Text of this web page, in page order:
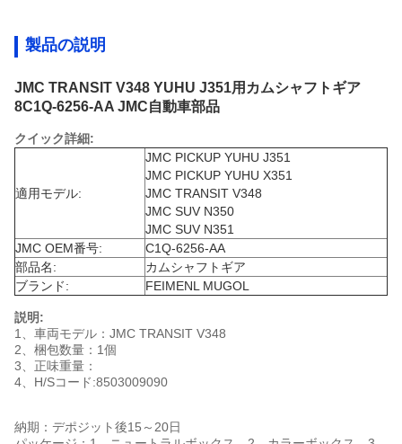
製品の説明
JMC TRANSIT V348 YUHU J351用カムシャフトギア
8C1Q-6256-AA JMC自動車部品
クイック詳細:
適用モデル:
JMC PICKUP YUHU J351
JMC PICKUP YUHU X351
JMC TRANSIT V348
JMC SUV N350
JMC SUV N351
JMC OEM番号:
C1Q-6256-AA
部品名:
カムシャフトギア
ブランド:
FEIMENL MUGOL
説明:
1、車両モデル：JMC TRANSIT V348
2、梱包数量：1個
3、正味重量：
4、H/Sコード:8503009090
納期：デポジット後15～20日